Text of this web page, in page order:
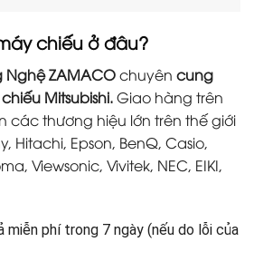
chiếu ở đâu?
Nghệ ZAMACOchuyên cung
Mitsubishi.Giao hàng trên
các thương hiệu lớn trên thế giới
Hitachi, Epson, BenQ, Casio,
Viewsonic, Vivitek, NEC, EIKI,
miễn phí trong 7 ngày (nếu do lỗi của